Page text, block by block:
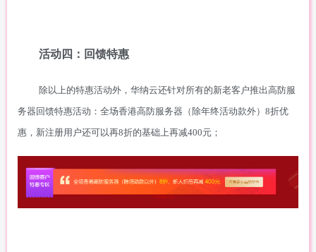
活动四：回馈特惠
除以上的特惠活动外，华纳云还针对所有的新老客户推出高防服
务器回馈特惠活动：全场香港高防服务器（除年终活动款外） 8折优
惠，新注册用户还可以再8折的基础上再减400元；